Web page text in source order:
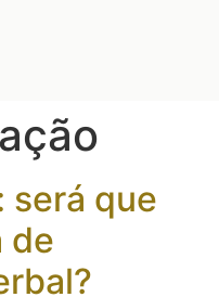
será que
de